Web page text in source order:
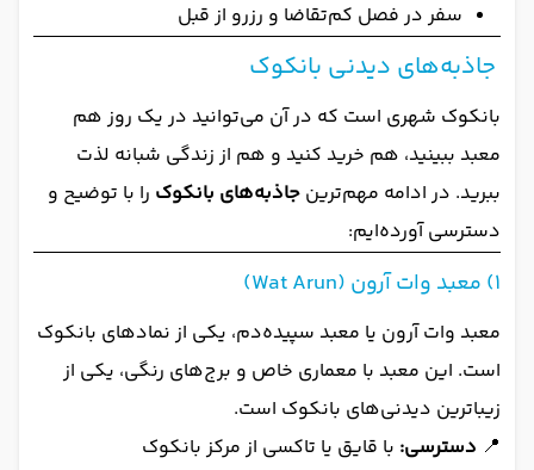
سفر در فصل کم‌تقاضا و رزرو از قبل
جاذبه‌های دیدنی بانکوک
بانکوک شهری است که در آن می‌توانید در یک روز هم
معبد ببینید، هم خرید کنید و هم از زندگی شبانه لذت
ببرید. در ادامه مهم‌ترین جاذبه‌های بانکوک را با توضیح و
دسترسی آورده‌ایم:
1) معبد وات آرون (Wat Arun)
معبد وات آرون یا معبد سپیده‌دم، یکی از نمادهای بانکوک
است. این معبد با معماری خاص و برج‌های رنگی، یکی از
زیباترین دیدنی‌های بانکوک است.
📍 دسترسی: با قایق یا تاکسی از مرکز بانکوک